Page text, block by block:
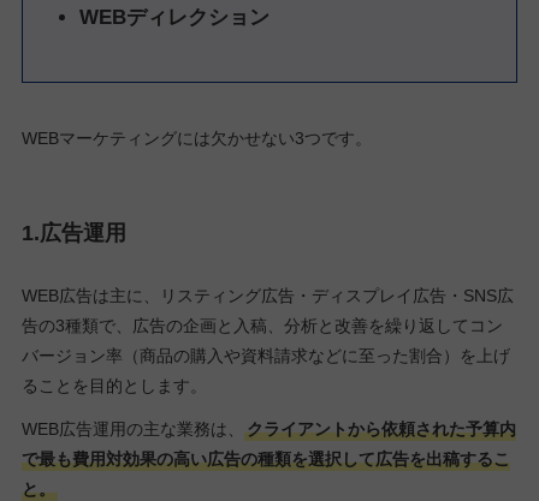
WEBディレクション
WEBマーケティングには欠かせない3つです。
1.広告運用
WEB広告は主に、リスティング広告・ディスプレイ広告・SNS広
告の3種類で、広告の企画と入稿、分析と改善を繰り返してコン
バージョン率（商品の購入や資料請求などに至った割合）を上げ
ることを目的とします。
WEB広告運用の主な業務は、
クライアントから依頼された予算内
で最も費用対効果の高い広告の種類を選択して広告を出稿するこ
と。